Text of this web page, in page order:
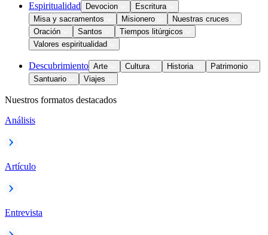
Espiritualidad Devocion
Escritura
Misa y sacramentos
Misionero
Nuestras cruces
Oración
Santos
Tiempos litúrgicos
Valores espiritualidad
Descubrimiento Arte Cultura Historia
Patrimonio
Santuario
Viajes
Nuestros formatos destacados
Análisis
Artículo
Entrevista